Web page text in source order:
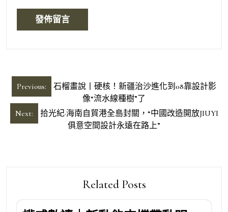
文
章
導
Previous:
石榴畫說丨硬核！新疆治沙進化到08靠設計影
像“流水線種樹”了
Next:
拾光紀·海南自貿港全島封關，“中國改造開放JIUYI
俱意空間設計永遠在路上”
Related Posts